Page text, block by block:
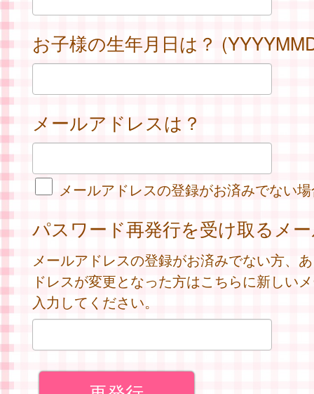
お子様の生年月日は？
メールアドレスは？
メールアドレスの登録がお済みでない
パスワード再発行を受け取るメ
メールアドレスの登録がお済みでない方、
ドレスが変更となった方はこちらに新しい
入力してください。